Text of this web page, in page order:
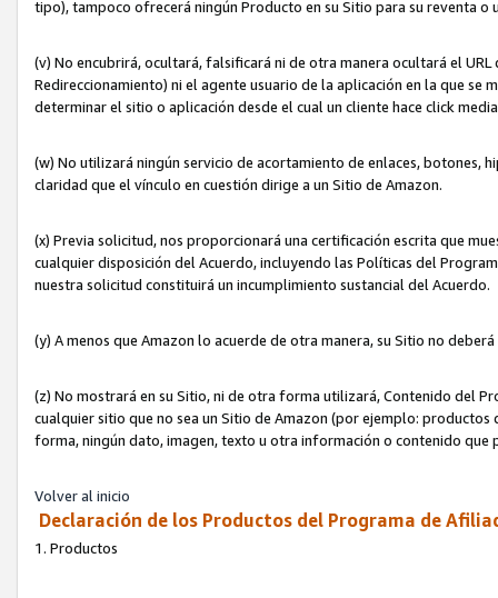
tipo), tampoco ofrecerá ningún Producto en su Sitio para su reventa o
(v) No encubrirá, ocultará, falsificará ni de otra manera ocultará el
Redireccionamiento) ni el agente usuario de la aplicación en la que
determinar el sitio o aplicación desde el cual un cliente hace click
(w) No utilizará ningún servicio de acortamiento de enlaces, botones,
claridad que el vínculo en cuestión dirige a un Sitio de Amazon.
(x) Previa solicitud, nos proporcionará una certificación escrita que
cualquier disposición del Acuerdo, incluyendo las Políticas del
nuestra solicitud constituirá un incumplimiento sustancial del Acuerdo.
(y) A menos que Amazon lo acuerde de otra manera, su Sitio no
(z) No mostrará en su Sitio, ni de otra forma utilizará, Contenido del
cualquier sitio que no sea un Sitio de Amazon (por ejemplo:
forma, ningún dato, imagen, texto u otra información o contenido
Volver al inicio
Declaración de los Productos del Programa de
1. Productos